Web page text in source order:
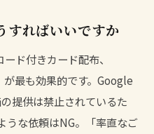
すればいいですか
ド付きカード配布、
最も効果的です。Google
提供は禁止されているた
うな依頼はNG。「率直なご